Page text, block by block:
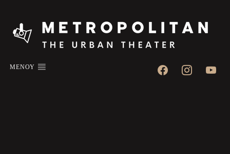
ΜΕΝΟΥ facebookinstagramyoutube